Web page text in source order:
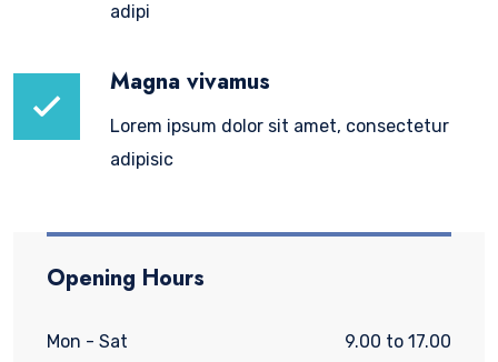
adipi
Magna vivamus
Lorem ipsum dolor sit amet, consectetur
adipisic
Opening Hours
Mon - Sat 9.00 to 17.00